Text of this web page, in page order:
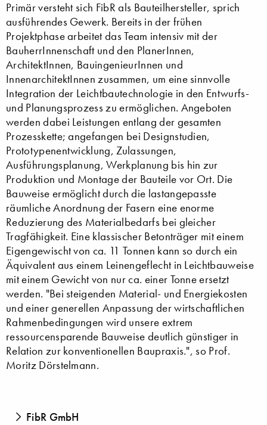
Primär versteht sich FibR als Bauteilhersteller, sprich
ausführendes Gewerk. Bereits in der frühen
Projektphase arbeitet das Team intensiv mit der
BauherrInnenschaft und den PlanerInnen,
ArchitektInnen, BauingenieurInnen und
InnenarchitektInnen zusammen, um eine sinnvolle
Integration der Leichtbautechnologie in den Entwurfs-
und Planungsprozess zu ermöglichen. Angeboten
werden dabei Leistungen entlang der gesamten
Prozesskette; angefangen bei Designstudien,
Prototypenentwicklung, Zulassungen,
Ausführungsplanung, Werkplanung bis hin zur
Produktion und Montage der Bauteile vor Ort. Die
Bauweise ermöglicht durch die lastangepasste
räumliche Anordnung der Fasern eine enorme
Reduzierung des Materialbedarfs bei gleicher
Tragfähigkeit. Eine klassischer Betonträger mit einem
Eigengewischt von ca. 11 Tonnen kann so durch ein
Äquivalent aus einem Leinengeflecht in Leichtbauweise
mit einem Gewicht von nur ca. einer Tonne ersetzt
werden. "Bei steigenden Material- und Energiekosten
und einer generellen Anpassung der wirtschaftlichen
Rahmenbedingungen wird unsere extrem
ressourcensparende Bauweise deutlich günstiger in
Relation zur konventionellen Baupraxis.", so Prof.
Moritz Dörstelmann.
FibR GmbH